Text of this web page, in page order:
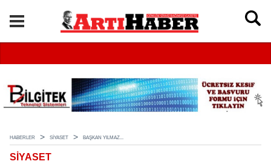
HABERLER SIYASET BAŞKAN YILMAZ...
SIYASET